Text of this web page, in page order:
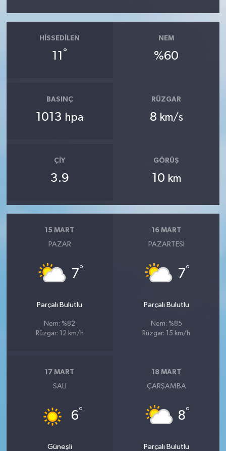
HISSEDILEN
11 °
NEM
%60
BASINÇ
1013 hpa
RÜZGAR
8 km/s
ÇIY
3.9
GÖRÜŞ
10 km
15 MART
PAZAR
7°
Parçalı Bulutlu
Nem: %82
Rüzgar: 12 km/h
16 MART
PAZARTESI
7°
Parçalı Bulutlu
Nem: %85
Rüzgar: 15 km/h
17 MART
SALI
6°
Güneşli
18 MART
ÇARŞAMBA
8°
Parçalı Bulutlu